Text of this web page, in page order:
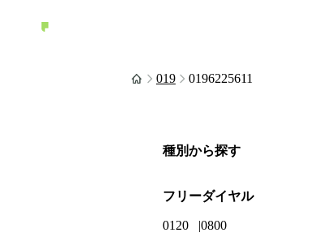
019 0196225611
種別から探す
フリーダイヤル
0120 0800